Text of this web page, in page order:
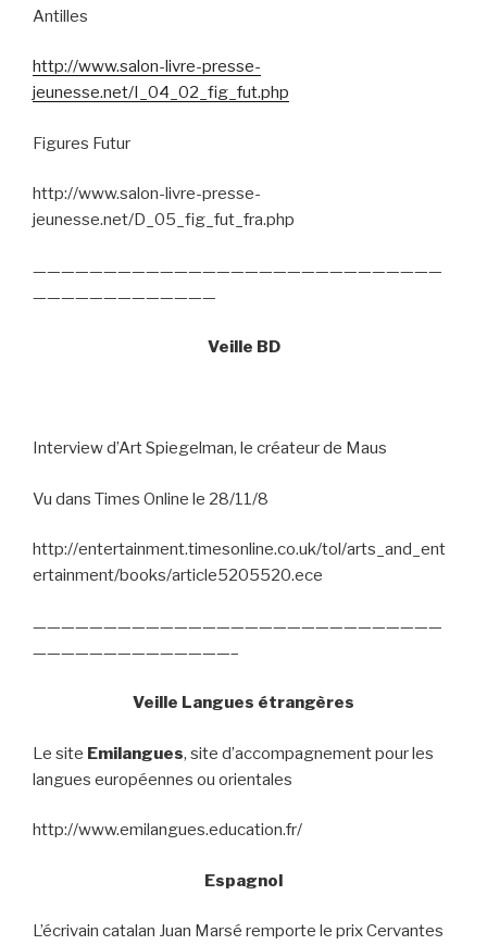
Antilles
http://www.salon-livre-presse-
jeunesse.net/I_04_02_fig_fut.php
Figures Futur
http://www.salon-livre-presse-
jeunesse.net/D_05_fig_fut_fra.php
—————————————————————————————
—————————————
Veille BD
Interview d’Art Spiegelman, le créateur de Maus
Vu dans Times Online le 28/11/8
http://entertainment.timesonline.co.uk/tol/arts_and_ent
ertainment/books/article5205520.ece
—————————————————————————————
——————————————–
Veille Langues étrangères
Le site Emilangues, site d’accompagnement pour les
langues européennes ou orientales
http://www.emilangues.education.fr/
Espagnol
L’écrivain catalan Juan Marsé remporte le prix Cervantes